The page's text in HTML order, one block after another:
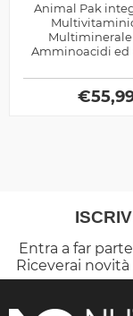
Animal Pak
Multiminerale
Amminoacidi ed
Universal
per chi pratica
€
Entra a far
Riceverai